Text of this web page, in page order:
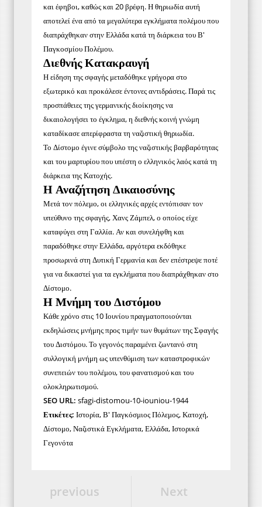
και έφηβοι, καθώς και 20 βρέφη. Η θηριωδία αυτή
αποτελεί ένα από τα μεγαλύτερα εγκλήματα πολέμου που
διαπράχθηκαν στην Ελλάδα κατά τη διάρκεια του Β'
Παγκοσμίου Πολέμου.
Διεθνής Κατακραυγή
Η είδηση της σφαγής μεταδόθηκε γρήγορα στο
εξωτερικό και προκάλεσε έντονες αντιδράσεις. Παρά τις
προσπάθειες της γερμανικής διοίκησης να
δικαιολογήσει το έγκλημα, η διεθνής κοινή γνώμη
καταδίκασε απερίφραστα τη ναζιστική θηριωδία.
Το Δίστομο έγινε σύμβολο της ναζιστικής βαρβαρότητας
και του μαρτυρίου που υπέστη ο ελληνικός λαός κατά τη
διάρκεια της Κατοχής.
Η Αναζήτηση Δικαιοσύνης
Μετά τον πόλεμο, οι ελληνικές αρχές εντόπισαν τον
υπεύθυνο της σφαγής, Χανς Ζάμπελ, ο οποίος είχε
καταφύγει στη Γαλλία. Αν και συνελήφθη και
παραδόθηκε στην Ελλάδα, αργότερα εκδόθηκε
προσωρινά στη Δυτική Γερμανία και δεν επέστρεψε ποτέ
για να δικαστεί για τα εγκλήματα που διαπράχθηκαν στο
Δίστομο.
Η Μνήμη του Διστόμου
Κάθε χρόνο στις 10 Ιουνίου πραγματοποιούνται
εκδηλώσεις μνήμης προς τιμήν των θυμάτων της Σφαγής
του Διστόμου. Το γεγονός παραμένει ζωντανό στη
συλλογική μνήμη ως υπενθύμιση των καταστροφικών
συνεπειών του πολέμου, του φανατισμού και του
ολοκληρωτισμού.
SEO URL: sfagi-distomou-10-iouniou-1944
Ετικέτες: Ιστορία, Β' Παγκόσμιος Πόλεμος, Κατοχή,
Δίστομο, Ναζιστικά Εγκλήματα, Ελλάδα, Ιστορικά
Γεγονότα
Next
previous